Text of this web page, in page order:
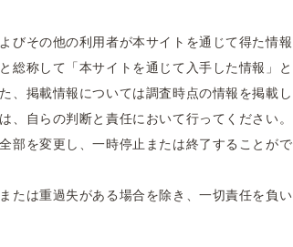
びその他の利用者が本サイトを通じて得た情報
総称して「本サイトを通じて入手した情報」と
、掲載情報については調査時点の情報を掲載し
自らの判断と責任において行ってください。
部を変更し、一時停止または終了することがで
たは重過失がある場合を除き、一切責任を負い